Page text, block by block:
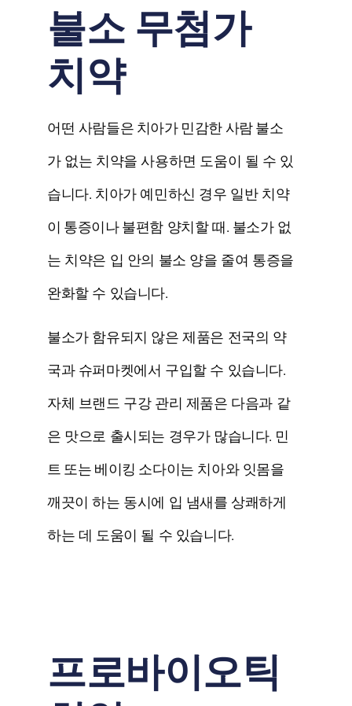
불소 무첨가
치약
어떤 사람들은 치아가 민감한 사람불소
가 없는 치약을 사용하면 도움이 될 수 있
습니다. 치아가 예민하신 경우 일반 치약
이 통증이나 불편함 양치할 때. 불소가 없
는 치약은 입 안의 불소 양을 줄여 통증을
완화할 수 있습니다.
불소가 함유되지 않은 제품은 전국의 약
국과 슈퍼마켓에서 구입할 수 있습니다.
자체 브랜드 구강 관리 제품은 다음과 같
은 맛으로 출시되는 경우가 많습니다. 민
트 또는 베이킹 소다이는 치아와 잇몸을
깨끗이 하는 동시에 입 냄새를 상쾌하게
하는 데 도움이 될 수 있습니다.
프로바이오틱